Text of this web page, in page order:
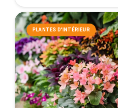
PLANTES D'INTÉRIEUR